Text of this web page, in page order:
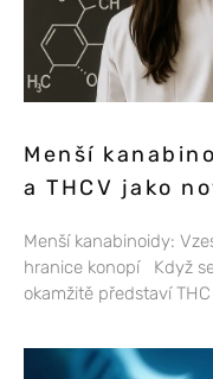
Menší
a THCV jako
Menší kanabinoidy:
hranice konopí Když
okamžitě představí